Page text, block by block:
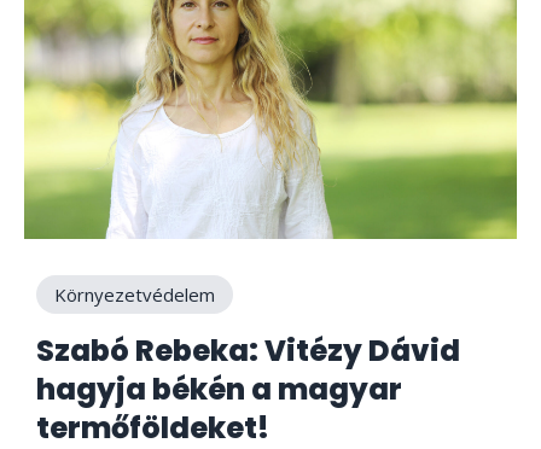
Környezetvédelem
Szabó Rebeka: Vitézy Dávid
hagyja békén a magyar
termőföldeket!